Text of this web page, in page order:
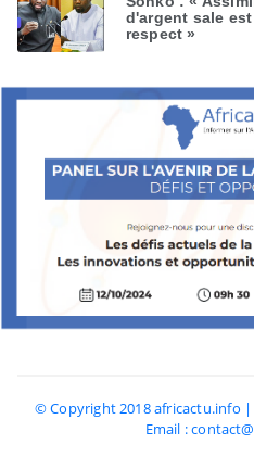
d'argent sale
respect »
© Copyright 2018 africactu.info |
Email :